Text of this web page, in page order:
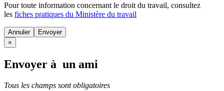
Pour toute information concernant le droit du travail, consultez
les fiches pratiques du Ministère du travail
Annuler
×
Envoyer à un ami
Tous les champs sont obligatoires